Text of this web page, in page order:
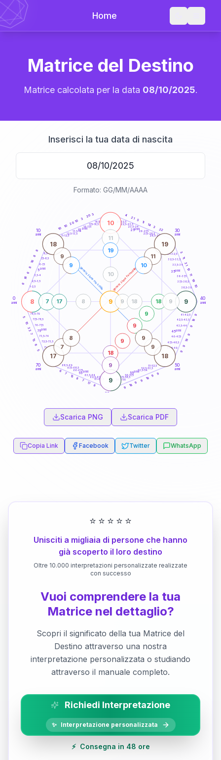
Home
Matrice del Destino
Matrice calcolata per la data 08/10/2025.
Inserisci la tua data di nascita
Formato: GG/MM/AAAA
generazione maschile generazione femminile
0
anni
10
anni
30
anni
40
anni
50
anni
60
70
anni
1-2,5
2,5-3,5
3,5-4
6-7,5
7,5-8,5
8,5-9
11-12,5
12,5-13,5
13,5-14
16-17,5
17,5-18,5
18,5-19
21-22,5
22,5-23,5
23,5-24
26-27,5
27,5-28,5
28,5-29
31-32,5
32,5-33,5
33,5-34
36-37,5
37,5-38,5
38,5-39
41-42,5
42,5-43,5
43,5-44
46-47,5
47,5-48,5
48,5-49
51-52,5
52,5-53,5
53,5-54
56-57,5
57,5-58,5
58,5-59
61-62,5
62,5-63,5
63,5-64
66-67,5
67,5-68,5
68,5-69
71-72,5
72,5-73,5
73,5-74
76-77,5
77,5-78,5
78,5-79
6
16
6
8
16
8
8
10
10
20 10 3
20 3 4
21 5
11
14 3
22
3
11
21
10
11
19
10
9
18
9
9
18
9
9
9
9
18
9
9
18
9
8
17
7
8
15
7
6
5
6
13
7
22
15
5
8
10
9
9
9
18 19
17 18
18
9
9
9
18
7
11
9
9
17
19
9 18
8
10
9
9
11
10
7
8
9
9
5anni
15 anni 25anni
35anni
45anni
55anni
65anni
75anni
Scarica PNG Scarica PDF
Copia Link Facebook Twitter WhatsApp
⭐ ⭐ ⭐ ⭐ ⭐
Unisciti a migliaia di persone che hanno
già scoperto il loro destino
Oltre 10.000 interpretazioni personalizzate realizzate
con successo
Vuoi comprendere la tua
Matrice nel dettaglio?
Scopri il significato della tua Matrice del
Destino attraverso una nostra
interpretazione personalizzata o studiando
attraverso il manuale completo.
Richiedi Interpretazione
✨ Interpretazione personalizzata
⚡ Consegna in 48 ore